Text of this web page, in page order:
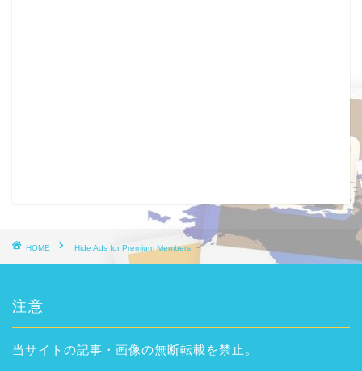
HOME Hide Ads for Premium Members
注意
当サイトの記事・画像の無断転載を禁止。